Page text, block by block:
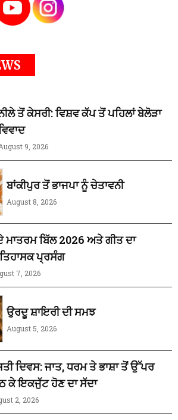
ਤੋਂ ਕੇਸਰੀ: ਵਿਸ਼ਵ ਕੱਪ ਤੋਂ ਪਹਿਲਾਂ ਬੇਲੋੜਾ
9, 2026
ਬਾਂਕੀਪੁਰ ਤੋਂ ਭਾਜਪਾ ਨੂੰ ਚੇਤਾਵਨੀ
August 8, 2026
ਮਾਤਰਮ ਬਿੱਲ 2026 ਅਤੇ ਗੀਤ ਦਾ
ਪ੍ਰਸੰਗ
7, 2026
ਉਰਦੂ ਸ਼ਾਇਰੀ ਦੀ ਸਮਝ
August 5, 2026
ਦਿਵਸ: ਜਾਤ, ਧਰਮ ਤੇ ਭਾਸ਼ਾ ਤੋਂ ਉੱਪਰ
ਕੇ ਇਕਜੁੱਟ ਹੋਣ ਦਾ ਸੱਦਾ
2, 2026